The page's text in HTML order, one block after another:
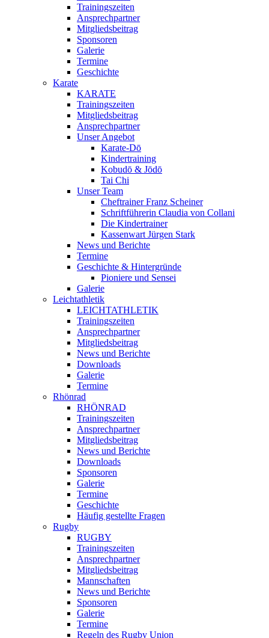
Trainingszeiten
Ansprechpartner
Mitgliedsbeitrag
Sponsoren
Galerie
Termine
Geschichte
Karate
KARATE
Trainingszeiten
Mitgliedsbeitrag
Ansprechpartner
Unser Angebot
Karate-Dō
Kindertraining
Kobudō & Jōdō
Tai Chi
Unser Team
Cheftrainer Franz Scheiner
Schriftführerin Claudia von Collani
Die Kindertrainer
Kassenwart Jürgen Stark
News und Berichte
Termine
Geschichte & Hintergründe
Pioniere und Sensei
Galerie
Leichtathletik
LEICHTATHLETIK
Trainingszeiten
Ansprechpartner
Mitgliedsbeitrag
News und Berichte
Downloads
Galerie
Termine
Rhönrad
RHÖNRAD
Trainingszeiten
Ansprechpartner
Mitgliedsbeitrag
News und Berichte
Downloads
Sponsoren
Galerie
Termine
Geschichte
Häufig gestellte Fragen
Rugby
RUGBY
Trainingszeiten
Ansprechpartner
Mitgliedsbeitrag
Mannschaften
News und Berichte
Sponsoren
Galerie
Termine
Regeln des Rugby Union